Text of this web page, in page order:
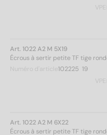
VPE
Art. 1022 A2 M 5X19
Écrous à sertir petite TF tige
Numéro d'article 102225  19
VPE
Art. 1022 A2 M 6X22
Écrous à sertir petite TF tige